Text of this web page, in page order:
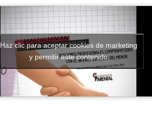
Haz clic para aceptar cookies de marketing
y permitir este contenido